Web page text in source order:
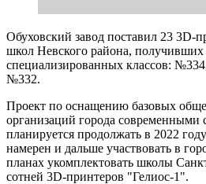
Обуховский завод поставил 23 3D-
школ Невского района, получивших
специализированных классов:
№332.
Проект по оснащению базовых
организаций города современными
планируется продолжать в 2022
намерен и дальше участвовать в
планах укомплектовать школы
сотней 3D-принтеров "Гелиос-1".